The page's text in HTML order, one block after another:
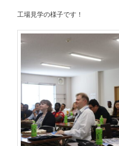
工場見学の様子です！